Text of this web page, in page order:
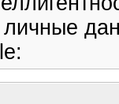
личные